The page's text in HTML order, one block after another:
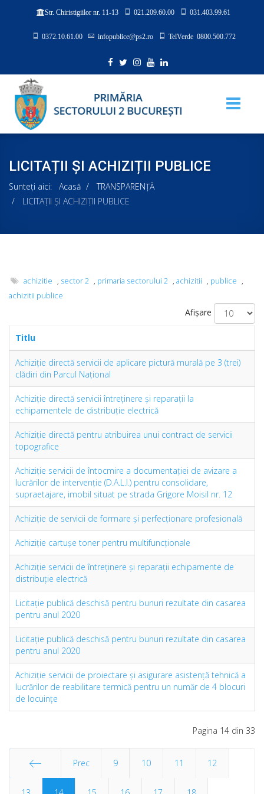
Str. Chiristigiilor nr. 11-13 021.209.60.00 031.403.99.61
0372.10.61.00 infopublice@ps2.ro TelVerde 0800.500.772
LICITAȚII ȘI ACHIZIȚII PUBLICE
Sunteți aici: Acasă
TRANSPARENȚĂ
LICITAȚII ȘI ACHIZIȚII PUBLICE
achizitie , sector 2 , primaria sectorului 2 , achizitii , publice ,
achizitii publice
Afișare
Titlu
Achiziţie directă servicii de aplicare pictură murală pe 3 (trei)
clădiri din Parcul Naţional
Achiziţie directă servicii întreţinere şi reparații la
echipamentele de distribuţie electrică
Achiziție directă pentru atribuirea unui contract de servicii
topografice
Achiziţie servicii de întocmire a documentației de avizare a
lucrărilor de intervenție (D.A.L.I.) pentru consolidare,
supraetajare, imobil situat pe strada Grigore Moisil nr. 12
Achiziţie de servicii de formare şi perfecţionare profesională
Achiziţie cartușe toner pentru multifuncționale
Achiziţie servicii de întreţinere şi reparaţii echipamente de
distribuţie electrică
Licitaţie publică deschisă pentru bunuri rezultate din casarea
pentru anul 2020
Licitaţie publică deschisă pentru bunuri rezultate din casarea
pentru anul 2020
Achiziţie servicii de proiectare și asigurare asistență tehnică a
lucrărilor de reabilitare termică pentru un număr de 4 blocuri
de locuințe
Pagina 14 din 33
Prec 9 10 11 12